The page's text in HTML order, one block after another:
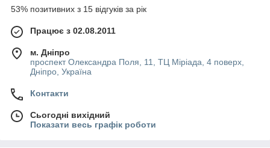
53% позитивних з 15 відгуків за рік
Працює з 02.08.2011
м. Дніпро
проспект Олександра Поля, 11, ТЦ Міріада, 4 поверх,
Дніпро, Україна
Контакти
Сьогодні вихідний
Показати весь графік роботи